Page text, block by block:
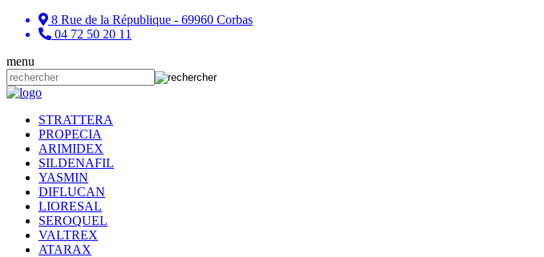
8 Rue de la République - 69960 Corbas
04 72 50 20 11
menu
STRATTERA
PROPECIA
ARIMIDEX
SILDENAFIL
YASMIN
DIFLUCAN
LIORESAL
SEROQUEL
VALTREX
ATARAX